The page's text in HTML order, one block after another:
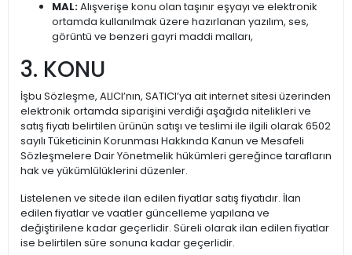
MAL:Alışverişe konu olan taşınır eşyayı ve elektronik
ortamda kullanılmak üzere hazırlanan yazılım, ses,
görüntü ve benzeri gayri maddi malları,
3. KONU
İşbu Sözleşme, ALICI’nın, SATICI’ya ait internet sitesi üzerinden
elektronik ortamda siparişini verdiği aşağıda nitelikleri ve
satış fiyatı belirtilen ürünün satışı ve teslimi ile ilgili olarak 6502
sayılı Tüketicinin Korunması Hakkında Kanun ve Mesafeli
Sözleşmelere Dair Yönetmelik hükümleri gereğince tarafların
hak ve yükümlülüklerini düzenler.
Listelenen ve sitede ilan edilen fiyatlar satış fiyatıdır. İlan
edilen fiyatlar ve vaatler güncelleme yapılana ve
değiştirilene kadar geçerlidir. Süreli olarak ilan edilen fiyatlar
ise belirtilen süre sonuna kadar geçerlidir.